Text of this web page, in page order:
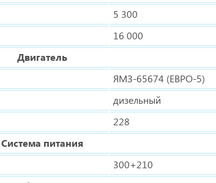
5 300
16 000
Двигатель
ЯМЗ-65674 (ЕВРО-5)
дизельный
228
Система питания
300+210